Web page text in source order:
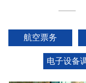
航空票务